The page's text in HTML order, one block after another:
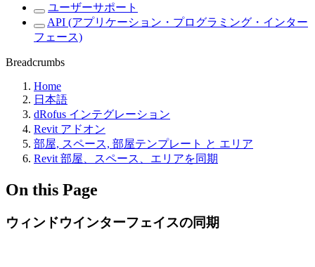
ユーザーサポート
API (アプリケーション・プログラミング・インター
フェース)
Breadcrumbs
Home
日本語
dRofus インテグレーション
Revit アドオン
部屋, スペース, 部屋テンプレート と エリア
Revit 部屋、スペース、エリアを同期
On this Page
ウィンドウインターフェイスの同期